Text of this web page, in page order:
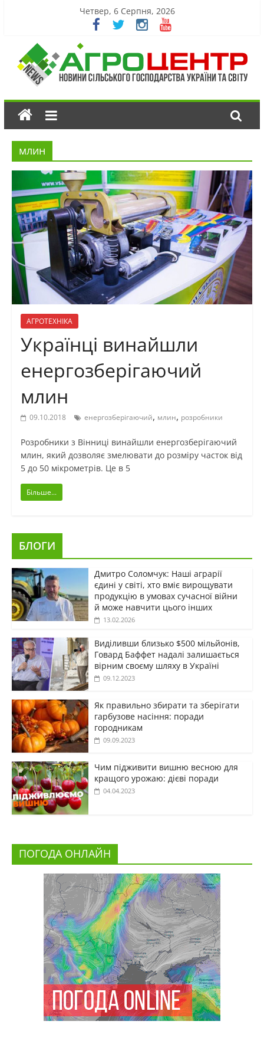
Четвер, 6 Серпня, 2026
млин
АГРОТЕХНІКА
Українці винайшли
енергозберігаючий
млин
09.10.2018 енергозберігаючий, млин, розробники
Розробники з Вінниці винайшли енергозберігаючий
млин, який дозволяє змелювати до розміру часток від
5 до 50 мікрометрів. Це в 5
Більше...
БЛОГИ
Дмитро Соломчук: Наші аграрії
єдині у світі, хто вміє вирощувати
продукцію в умовах сучасної війни
й може навчити цього інших
13.02.2026
Виділивши близько $500 мільйонів,
Говард Баффет надалі залишається
вірним своєму шляху в Україні
09.12.2023
Як правильно збирати та зберігати
гарбузове насіння: поради
городникам
09.09.2023
Чим підживити вишню весною для
кращого урожаю: дієві поради
04.04.2023
ПОГОДА ОНЛАЙН